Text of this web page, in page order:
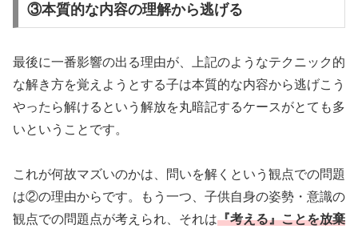
③本質的な内容の理解から逃げる
最後に一番影響の出る理由が、上記のようなテクニック的
な解き方を覚えようとする子は本質的な内容から逃げこう
やったら解けるという解放を丸暗記するケースがとても多
いということです。
これが何故マズいのかは、問いを解くという観点での問題
は②の理由からです。もう一つ、子供自身の姿勢・意識の
観点での問題点が考えられ、それは『考える』ことを放棄